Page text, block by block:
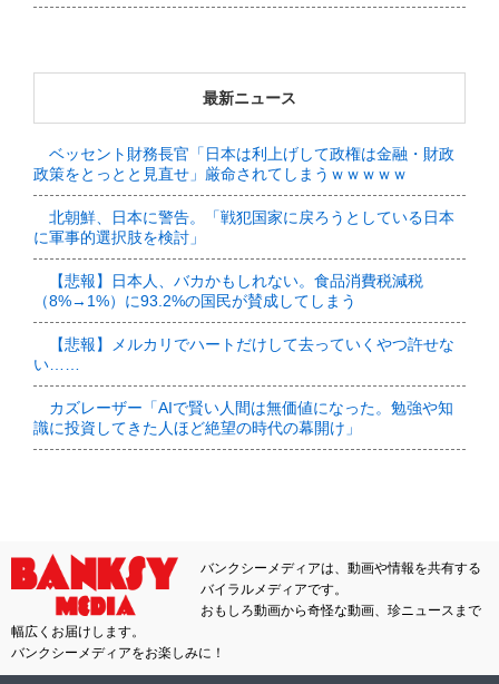
最新ニュース
ベッセント財務長官「日本は利上げして政権は金融・財政
政策をとっとと見直せ」厳命されてしまうｗｗｗｗｗ
北朝鮮、日本に警告。「戦犯国家に戻ろうとしている日本
に軍事的選択肢を検討」
【悲報】日本人、バカかもしれない。食品消費税減税
（8%→1%）に93.2%の国民が賛成してしまう
【悲報】メルカリでハートだけして去っていくやつ許せな
い……
カズレーザー「AIで賢い人間は無価値になった。勉強や知
識に投資してきた人ほど絶望の時代の幕開け」
バンクシーメディアは、動画や情報を共有する
バイラルメディアです。
おもしろ動画から奇怪な動画、珍ニュースまで
幅広くお届けします。
バンクシーメディアをお楽しみに！